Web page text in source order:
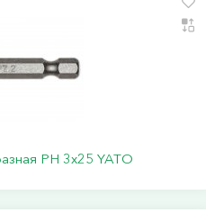
PН 3х25 YATO